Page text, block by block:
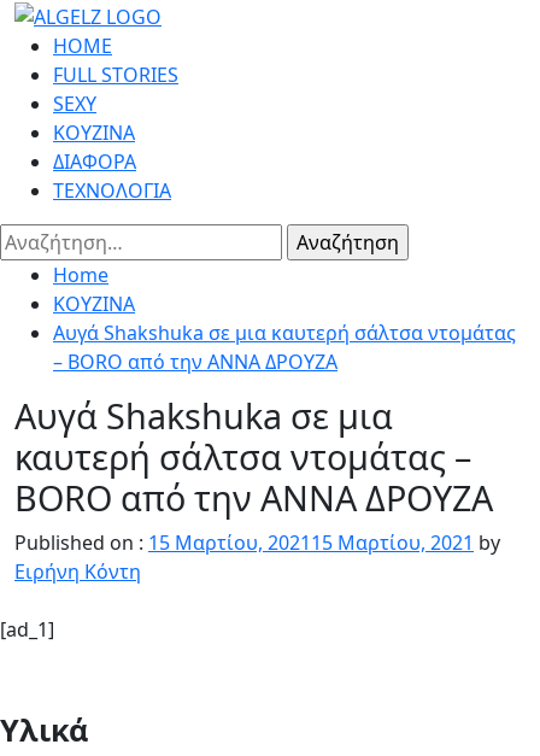
Skip
content
Primary
Menu
HOME
FULL STORIES
SEXY
ΚΟΥΖΙΝΑ
ΔΙΑΦΟΡΑ
ΤΕΧΝΟΛΟΓΙΑ
Αναζήτηση
για:
Home
ΚΟΥΖΙΝΑ
Αυγά Shakshuka σε μια καυτερή σάλτσα ντομάτας
– BORO από την ΑΝΝΑ ΔΡΟΥΖΑ
Αυγά Shakshuka σε μια
καυτερή σάλτσα ντομάτας –
BORO από την ΑΝΝΑ ΔΡΟΥΖΑ
Published on : 15 Μαρτίου, 202115 Μαρτίου, 2021 by
Ειρήνη Κόντη
[ad_1]
Υλικά